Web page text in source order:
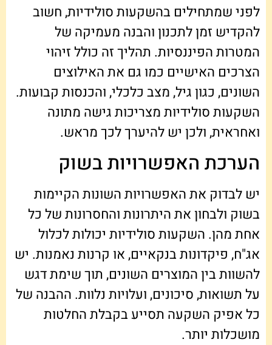
לפני שמתחילים בהשקעות סולידיות, חשוב
להקדיש זמן לתכנון והבנה מעמיקה של
המטרות הפיננסיות. תהליך זה כולל זיהוי
הצרכים האישיים כמו גם את האילוצים
השונים, כגון גיל, מצב כלכלי, והכנסות קבועות.
השקעות סולידיות מצריכות גישה מתונה
ואחראית, ולכן יש להיערך לכך מראש.
הערכת האפשרויות בשוק
יש לבדוק את האפשרויות השונות הקיימות
בשוק ולבחון את היתרונות והחסרונות של כל
אחת מהן. השקעות סולידיות יכולות לכלול
אג"ח, פיקדונות בנקאיים, או קרנות נאמנות. יש
להשוות בין המוצרים השונים, תוך שימת דגש
על תשואות, סיכונים, ועלויות נלוות. ההבנה של
כל אפיק השקעה תסייע בקבלת החלטות
מושכלות יותר.